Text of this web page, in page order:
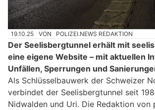
19.10.25 VON POLIZEI.NEWS REDAKTION
Der Seelisbergtunnel erhält mit
eine eigene Website – mit aktuellen
Unfällen, Sperrungen und
Als Schlüsselbauwerk der Schweizer
verbindet der Seelisbergtunnel seit
Nidwalden und Uri. Die Redaktion von